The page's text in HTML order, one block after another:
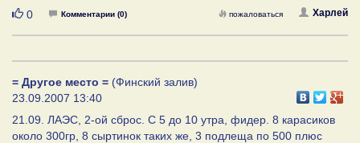
Нравится
0 Комментарии (0) Харлей
пожаловаться
= Другое место = (Финский залив)
23.09.2007 13:40
21.09. ЛАЭС, 2-ой сброс. С 5 до 10 утра, фидер. 8 карасиков
около 300гр, 8 сыртинок таких же, 3 подлеща по 500 плюс